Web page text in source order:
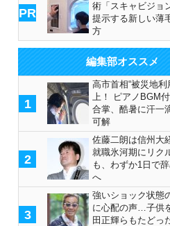
PR
術「スキャビジョ
提示する新しい薄
方
編集部オススメ
1
高市首相“被災地利
上！ ピアノBGM
合掌、酷暑に汗一
可解
2
佐藤二朗は信州大
就職氷河期にリク
も、わずか1日で
へ
3
強いショック状態
に心配の声…子供
田正輝らもたどっ